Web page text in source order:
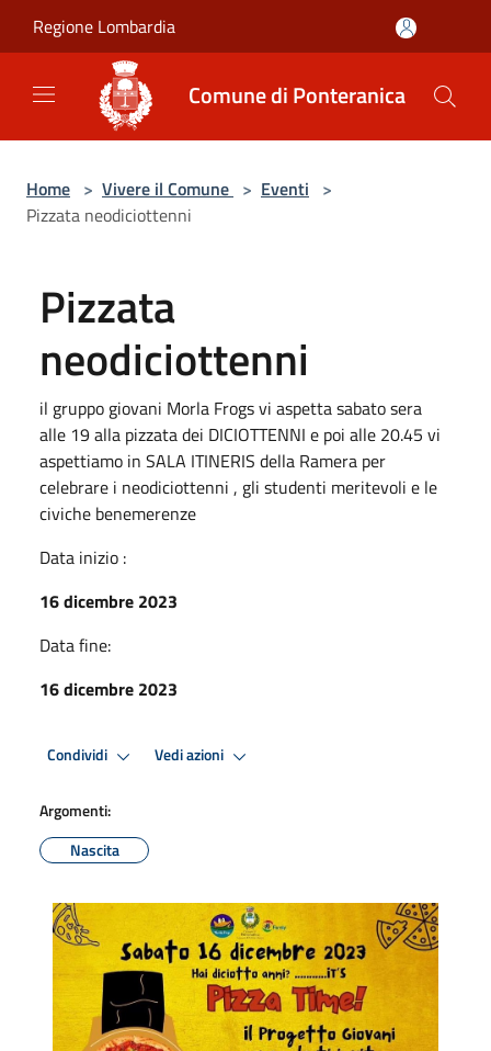
Regione Lombardia
Comune di Ponteranica
Home > Vivere il Comune > Eventi >
Pizzata neodiciottenni
Pizzata
neodiciottenni
il gruppo giovani Morla Frogs vi aspetta sabato sera
alle 19 alla pizzata dei DICIOTTENNI e poi alle 20.45 vi
aspettiamo in SALA ITINERIS della Ramera per
celebrare i neodiciottenni , gli studenti meritevoli e le
civiche benemerenze
Data inizio :
16 dicembre 2023
Data fine:
16 dicembre 2023
Condividi Vedi azioni
Argomenti:
Nascita